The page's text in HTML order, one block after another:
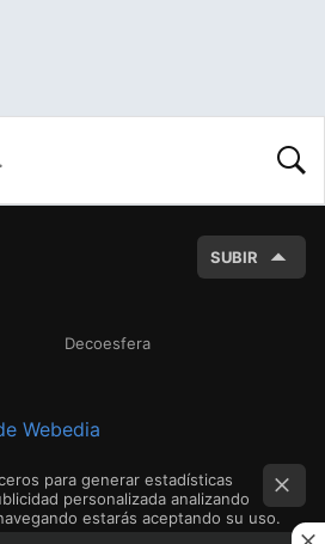
SUBIR
Decoesfera
Webedia
para generar estadísticas
personalizada analizando
estarás aceptando su uso.